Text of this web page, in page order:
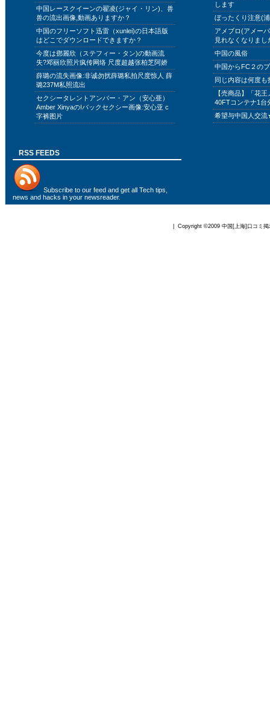
中国レースクイーンの翟凌(ジャイ・リン)、兽
兽の流出画像,動画ありますか？
中国のフリーソフト迅雷（xunlei)の日本語版
はどこでダウンロードできますか？
今度は鄧麗欣（ステフィー・タン)の動画流
失?邓丽欣照片疯传网络 尺度超越张柏芝阿娇
薛璐の流失画像:非诚勿扰薛璐私拍尺度惊人 薛
璐237M私照流出
セクシータレントアンバー・アン（安心亜）
Amber XinyaのIバックセクシー画像:安心亚 c
字裤图片
します
ぼったくり注意(
アメブロ(アメー
見れなくなりまし
中国の風俗
中国からFC２の
同じ内容は何度
【売商品】「花
40FTコンテナ1台
希望与中国人交
RSS FEEDS
Subscribe to our feed and get all Tech tips,
news and hacks in your newsreader.
| Copyright ©2009 中国[上海]口コミ掲